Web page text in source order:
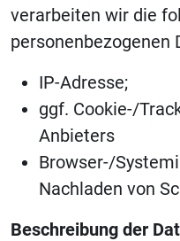
verarbeiten wir die
IP-Adresse;
ggf. Cookie-/
Anbieters
Browser-/
Nachladen von
Beschreibung der